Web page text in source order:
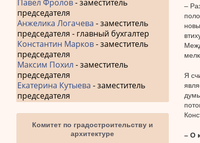
–
Я
– О
Павел Фролов- заместитель
председателя
Анжелика Логачева - заместитель
председателя - главный бухгалтер
Константин Марков- заместитель
председателя
Максим Похил - заместитель
председателя
Екатерина Кутыева - заместитель
председателя
Комитет по градостроительству и
архитектуре